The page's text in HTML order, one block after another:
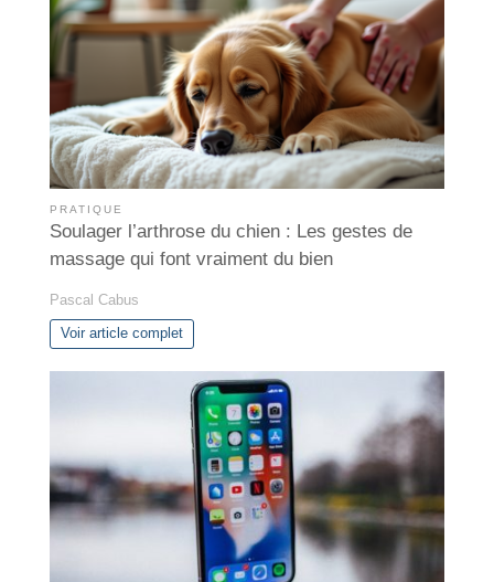
PRATIQUE
Soulager l’arthrose du chien : Les gestes de
massage qui font vraiment du bien
Pascal Cabus
Voir article complet